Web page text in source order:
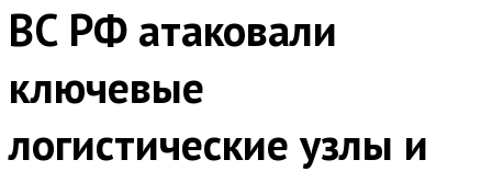
ВС РФ атаковали
ключевые
логистические узлы и